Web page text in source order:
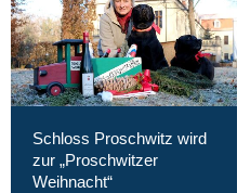
Schloss Proschwitz wird
zur „Proschwitzer
Weihnacht“